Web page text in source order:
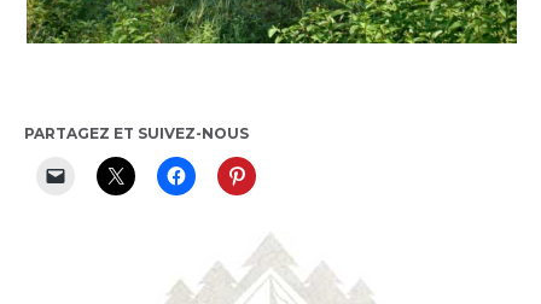
PARTAGEZ ET SUIVEZ-NOUS